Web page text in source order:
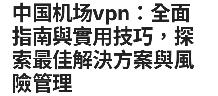
中国机场vpn：全面
指南與實用技巧，探
索最佳解決方案與風
險管理